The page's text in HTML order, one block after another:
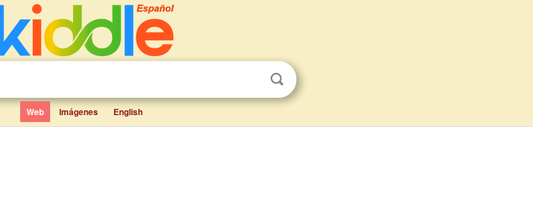
Web Imágenes English